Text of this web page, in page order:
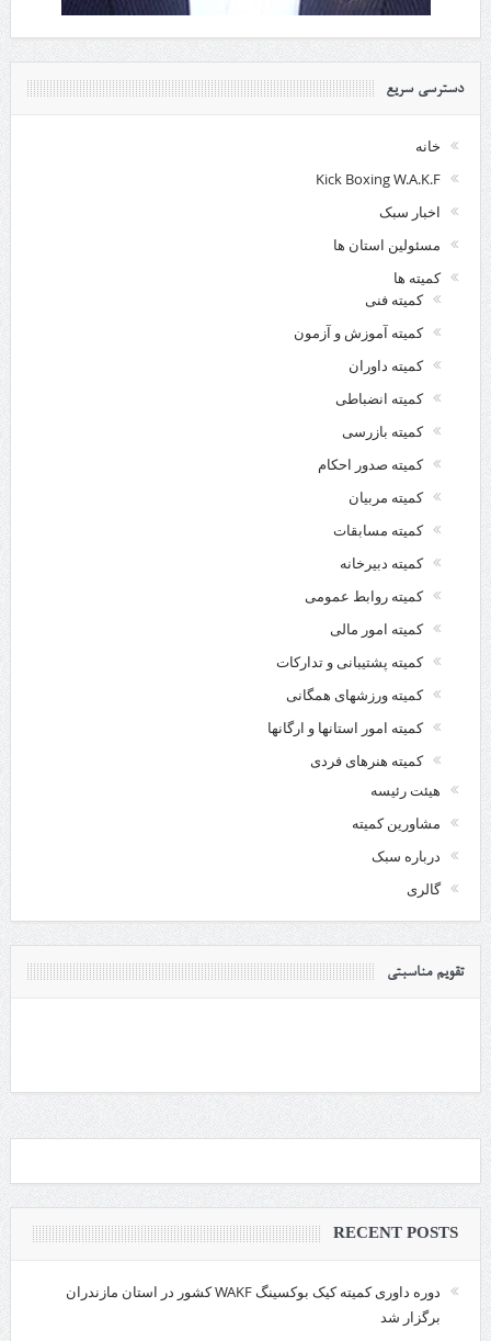
دسترسی سریع
خانه
Kick Boxing W.A.K.F
اخبار سبک
مسئولین استان ها
کمیته ها
کمیته فنی
کمیته آموزش و آزمون
کمیته داوران
کمیته انضباطی
کمیته بازرسی
کمیته صدور احکام
کمیته مربیان
کمیته مسابقات
کمیته دبیرخانه
کمیته روابط عمومی
کمیته امور مالی
کمیته پشتیبانی و تدارکات
کمیته ورزشهای همگانی
کمیته امور استانها و ارگانها
کمیته هنرهای فردی
هیئت رئیسه
مشاورین کمیته
درباره سبک
گالری
تقویم مناسبتی
RECENT POSTS
دوره داوری کمیته کیک بوکسینگ WAKF کشور در استان مازندران
برگزار شد